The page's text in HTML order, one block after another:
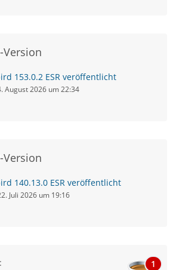
Version
153.0.2 ESR veröffentlicht
August 2026 um 22:34
Version
140.13.0 ESR veröffentlicht
Juli 2026 um 19:16
1